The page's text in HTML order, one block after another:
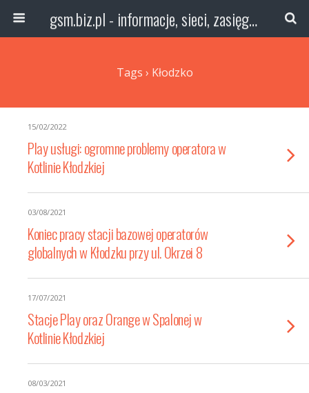
gsm.biz.pl - informacje, sieci, zasięg technologie
Tags › Kłodzko
15/02/2022
Play usługi: ogromne problemy operatora w
Kotlinie Kłodzkiej
03/08/2021
Koniec pracy stacji bazowej operatorów
globalnych w Kłodzku przy ul. Okrzei 8
17/07/2021
Stacje Play oraz Orange w Spalonej w
Kotlinie Kłodzkiej
08/03/2021